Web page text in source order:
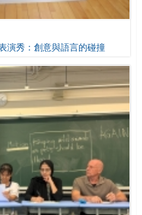
演秀：創意與語言的碰撞